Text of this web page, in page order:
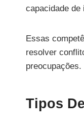
capacidade de
Essas
resolver
preocupações.
Tipos